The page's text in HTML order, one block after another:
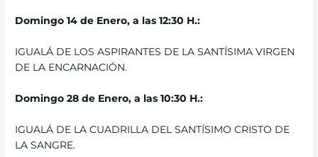
Domingo 14 de Enero, a las 12:30 H.:
IGUALÁ DE LOS ASPIRANTES DE LA SANTÍSIMA VIRGEN
DE LA ENCARNACIÓN.
Domingo 28 de Enero, a las 10:30 H.:
IGUALÁ DE LA CUADRILLA DEL SANTÍSIMO CRISTO DE
LA SANGRE.